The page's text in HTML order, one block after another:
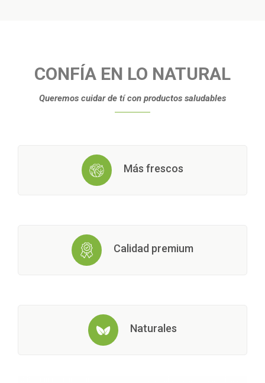
CONFÍA EN LO NATURAL
Queremos cuidar de tí con productos saludables
Más frescos
Calidad premium
Naturales